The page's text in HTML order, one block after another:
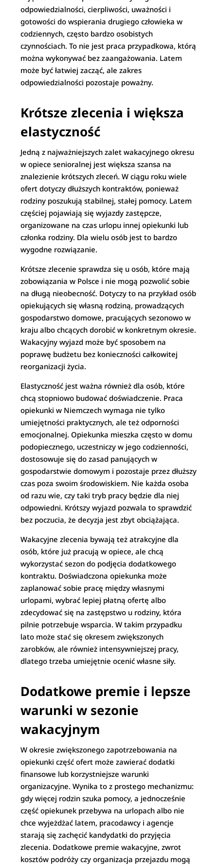
odpowiedzialności, cierpliwości, uważności i
gotowości do wspierania drugiego człowieka w
codziennych, często bardzo osobistych
czynnościach. To nie jest praca przypadkowa, którą
można wykonywać bez zaangażowania. Latem
może być łatwiej zacząć, ale zakres
odpowiedzialności pozostaje poważny.
Krótsze zlecenia i większa
elastyczność
Jedną z najważniejszych zalet wakacyjnego okresu
w opiece senioralnej jest większa szansa na
znalezienie krótszych zleceń. W ciągu roku wiele
ofert dotyczy dłuższych kontraktów, ponieważ
rodziny poszukują stabilnej, stałej pomocy. Latem
częściej pojawiają się wyjazdy zastępcze,
organizowane na czas urlopu innej opiekunki lub
członka rodziny. Dla wielu osób jest to bardzo
wygodne rozwiązanie.
Krótsze zlecenie sprawdza się u osób, które mają
zobowiązania w Polsce i nie mogą pozwolić sobie
na długą nieobecność. Dotyczy to na przykład osób
opiekujących się własną rodziną, prowadzących
gospodarstwo domowe, pracujących sezonowo w
kraju albo chcących dorobić w konkretnym okresie.
Wakacyjny wyjazd może być sposobem na
poprawę budżetu bez konieczności całkowitej
reorganizacji życia.
Elastyczność jest ważna również dla osób, które
chcą stopniowo budować doświadczenie. Praca
opiekunki w Niemczech wymaga nie tylko
umiejętności praktycznych, ale też odporności
emocjonalnej. Opiekunka mieszka często w domu
podopiecznego, uczestniczy w jego codzienności,
dostosowuje się do zasad panujących w
gospodarstwie domowym i pozostaje przez dłuższy
czas poza swoim środowiskiem. Nie każda osoba
od razu wie, czy taki tryb pracy będzie dla niej
odpowiedni. Krótszy wyjazd pozwala to sprawdzić
bez poczucia, że decyzja jest zbyt obciążająca.
Wakacyjne zlecenia bywają też atrakcyjne dla
osób, które już pracują w opiece, ale chcą
wykorzystać sezon do podjęcia dodatkowego
kontraktu. Doświadczona opiekunka może
zaplanować sobie pracę między własnymi
urlopami, wybrać lepiej płatną ofertę albo
zdecydować się na zastępstwo u rodziny, która
pilnie potrzebuje wsparcia. W takim przypadku
lato może stać się okresem zwiększonych
zarobków, ale również intensywniejszej pracy,
dlatego trzeba umiejętnie ocenić własne siły.
Dodatkowe premie i lepsze
warunki w sezonie
wakacyjnym
W okresie zwiększonego zapotrzebowania na
opiekunki część ofert może zawierać dodatki
finansowe lub korzystniejsze warunki
organizacyjne. Wynika to z prostego mechanizmu:
gdy więcej rodzin szuka pomocy, a jednocześnie
część opiekunek przebywa na urlopach albo nie
chce wyjeżdżać latem, pracodawcy i agencje
starają się zachęcić kandydatki do przyjęcia
zlecenia. Dodatkowe premie wakacyjne, zwrot
kosztów podróży czy organizacja przejazdu mogą